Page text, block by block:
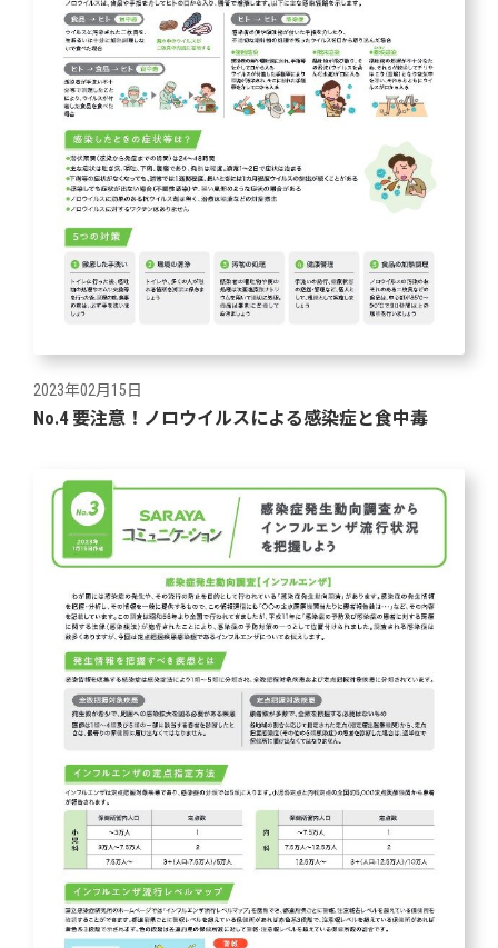
2023年02月15日
No.4 要注意！ノロウイルスによる感染症と食中毒